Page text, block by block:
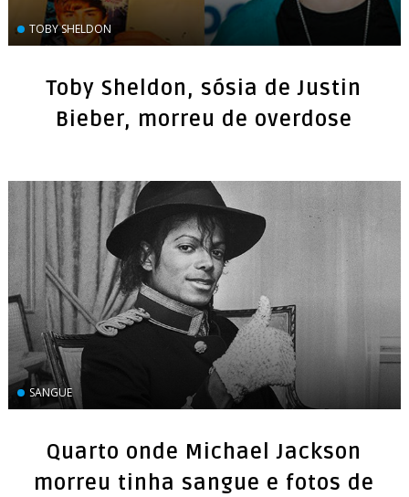
TOBY SHELDON
Toby Sheldon, sósia de Justin
Bieber, morreu de overdose
SANGUE
Quarto onde Michael Jackson
morreu tinha sangue e fotos de